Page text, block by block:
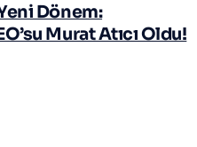
Dönem:
Murat Atıcı Oldu!